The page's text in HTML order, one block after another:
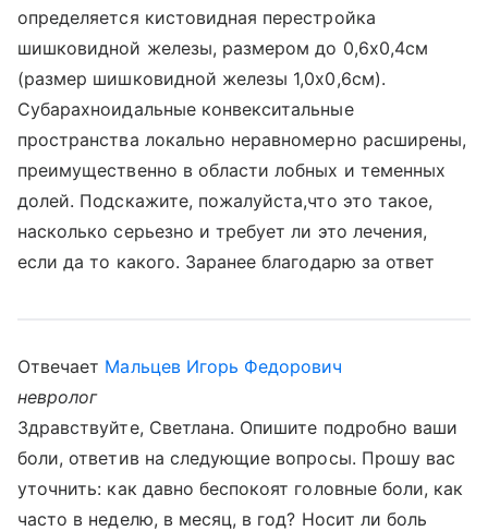
определяется кистовидная перестройка
шишковидной железы, размером до 0,6х0,4см
(размер шишковидной железы 1,0х0,6см).
Субарахноидальные конвекситальные
пространства локально неравномерно расширены,
преимущественно в области лобных и теменных
долей. Подскажите, пожалуйста,что это такое,
насколько серьезно и требует ли это лечения,
если да то какого. Заранее благодарю за ответ
Отвечает Мальцев Игорь Федорович
невролог
Здравствуйте, Светлана. Опишите подробно ваши
боли, ответив на следующие вопросы. Прошу вас
уточнить: как давно беспокоят головные боли, как
часто в неделю, в месяц, в год? Носит ли боль